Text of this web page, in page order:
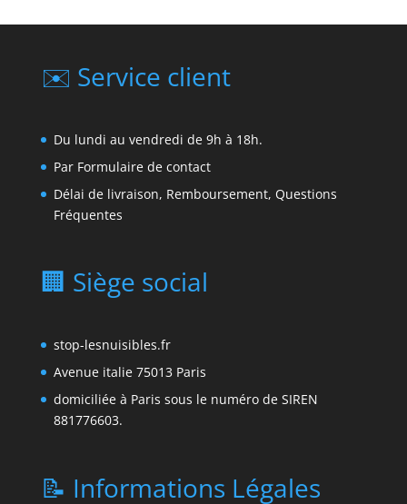
✉️ Service client
Du lundi au vendredi de 9h à 18h.
Par Formulaire de contact
Délai de livraison, Remboursement, Questions
Fréquentes
🏢 Siège social
stop-lesnuisibles.fr
Avenue italie 75013 Paris
domiciliée à Paris sous le numéro de SIREN
881776603.
📝 Informations Légales